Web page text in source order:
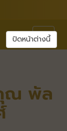
ณ พัล
ปิดหน้าต่างนี้